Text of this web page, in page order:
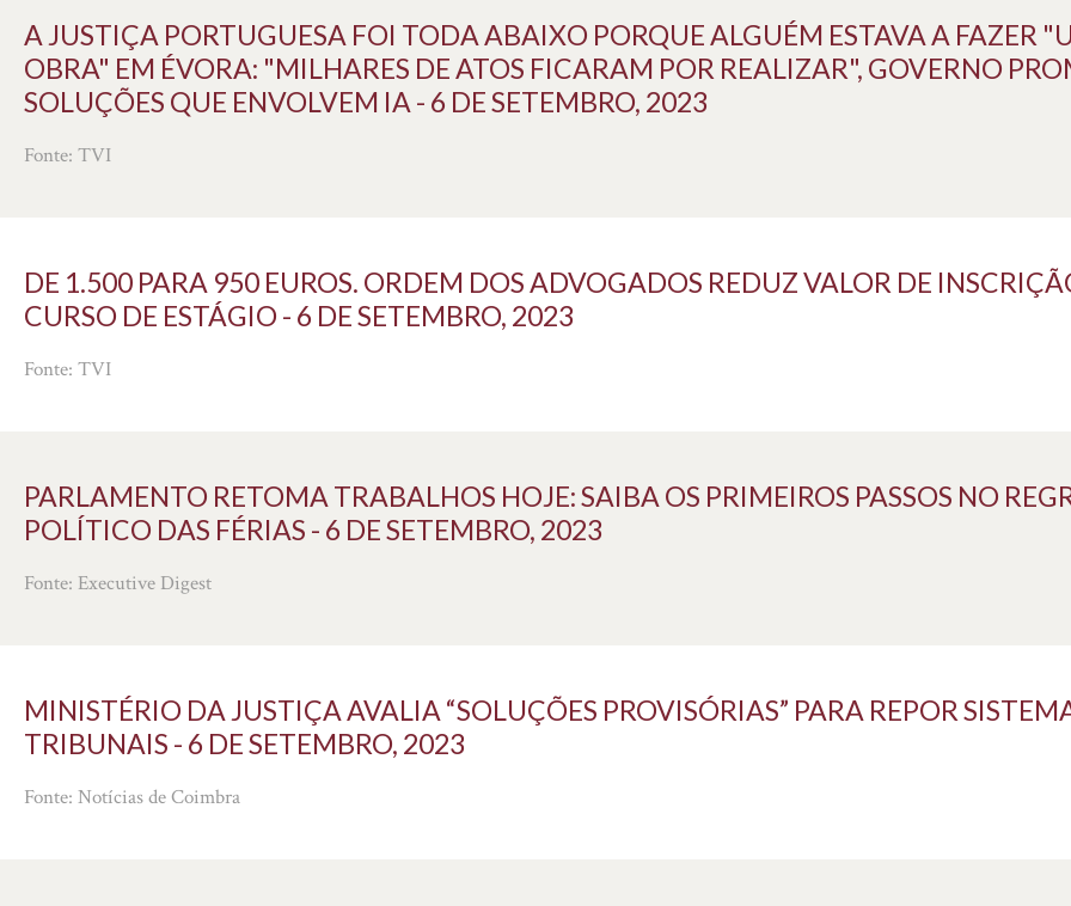
A JUSTIÇA PORTUGUESA FOI TODA ABAIXO PORQUE ALGUÉM ESTAVA A FAZER
OBRA" EM ÉVORA: "MILHARES DE ATOS FICARAM POR REALIZAR", GOVERNO
SOLUÇÕES QUE ENVOLVEM IA - 6 DE SETEMBRO, 2023
Fonte: TVI
DE 1.500 PARA 950 EUROS. ORDEM DOS ADVOGADOS REDUZ VALOR DE
CURSO DE ESTÁGIO - 6 DE SETEMBRO, 2023
Fonte: TVI
PARLAMENTO RETOMA TRABALHOS HOJE: SAIBA OS PRIMEIROS PASSOS NO
POLÍTICO DAS FÉRIAS - 6 DE SETEMBRO, 2023
Fonte: Executive Digest
MINISTÉRIO DA JUSTIÇA AVALIA “SOLUÇÕES PROVISÓRIAS” PARA REPOR
TRIBUNAIS - 6 DE SETEMBRO, 2023
Fonte: Notícias de Coimbra